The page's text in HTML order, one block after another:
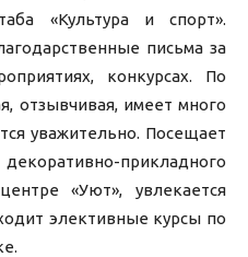
«Культура и спорт».
письма за
конкурсах. По
отзывчивая, имеет много
уважительно. Посещает
прикладного
«Уют», увлекается
элективные курсы по